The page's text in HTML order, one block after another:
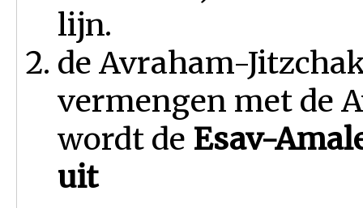
lijn.
de Avraham-
vermengen met de
wordt de Esav-
uit